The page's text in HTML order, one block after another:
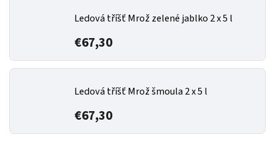
Ledová tříšť Mrož zelené jablko 2 x 5 l
€67,30
Ledová tříšť Mrož šmoula 2 x 5 l
€67,30